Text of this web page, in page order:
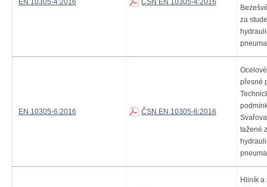
EN 10305-4:2016 ČSN EN 10305-4:2016
za
EN 10305-6:2016 ČSN EN 10305-6:2016
přesné
tažené
Hliník a